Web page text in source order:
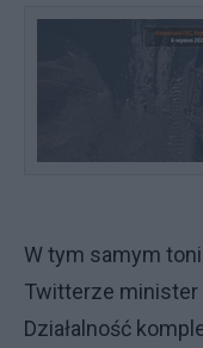
W tym samym
Twitterze minister
Działalność